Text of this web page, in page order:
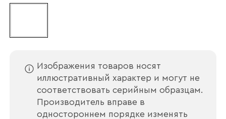
Изображения товаров носят
иллюстративный характер и могут не
соответствовать серийным образцам.
Производитель вправе в
одностороннем порядке изменять
Отправить